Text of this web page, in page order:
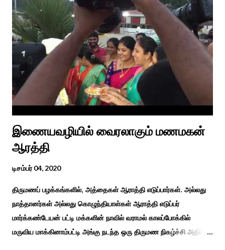
தீம்பால் பொங்கல்' என சிறப்பிக்கும் சீவக சிந்தாமணி. காலங்கள்
தோறும் தமிழர்களின் வாழ்வியல் அங்கமாக உள்ள பொங்கல் விழாவில்
தமிழர்கள் சொந்த பிள்ளைகளைப் போல கால்நடைகளை வளர்த்துப்
போற்றி உடன் விளையாடி மகிழ்வதும் இயற்கையுடன் இணைந்த
இயந்திரம் இல்லாத கால வாழ்க்கை முறையாகும். தொடர்ந்து உற்றார்
உறவுகளைக் கண்டு மகிழும் காணும் பொங்கல் இயற்கை, வாழ்வியல்
முறை, உறவுகள் சார்ந்த உயிர்ப்பான ...
இணையவழியில் வைரலாகும் மணமகன்
ஆரத்தி
டிசம்பர் 04, 2020
திருமணப் பழக்கங்களில், அத்தைகள் ஆராத்தி எடுப்பார்கள். அல்லது
நாத்தானர்கள் அல்லது கொழுந்தியாள்கள் ஆராத்தி எடுப்பர்
மார்க்கண்டேயன் பட்டி மக்களின் நாவில் வராமல் காலப்போக்கில்
மருவிய மாக்கினாம்பட்டி அங்கு நடந்த ஒரு திருமண நிகழ்ச்சி அதில்